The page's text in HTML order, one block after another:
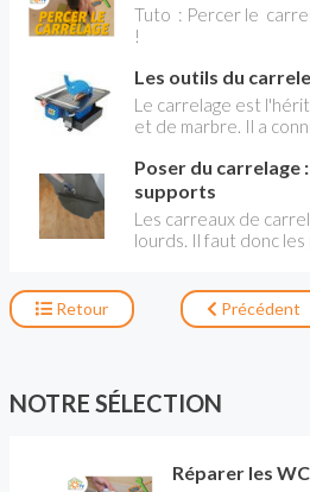
Tuto : Percer le
!
Les outils du
Le carrelage est
et de marbre. Il a
céramiques, et cela
nombre d'équipement
nécessaires pour sa
Poser du carrelage
supports
Les carreaux de
lourds. Il faut donc
chape ancienne
construction peut
sol, mais il n'est pas
nouveau carrelage sur
Retour Précédent
NOTRE SÉLECTION
Réparer les WC